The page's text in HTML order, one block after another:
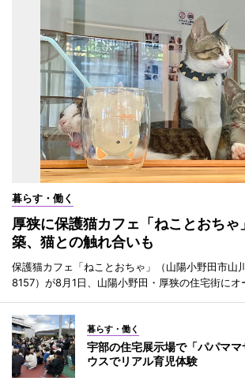
暮らす・働く
厚狭に保護猫カフェ「ねことおち
築、猫との触れ合いも
保護猫カフェ「ねことおちゃ」（山陽小野田市山
8157）が8月1日、山陽小野田・厚狭の住宅街にオ
暮らす・働く
宇部の住宅展示場で「パパマ
ウスでリアル育児体験